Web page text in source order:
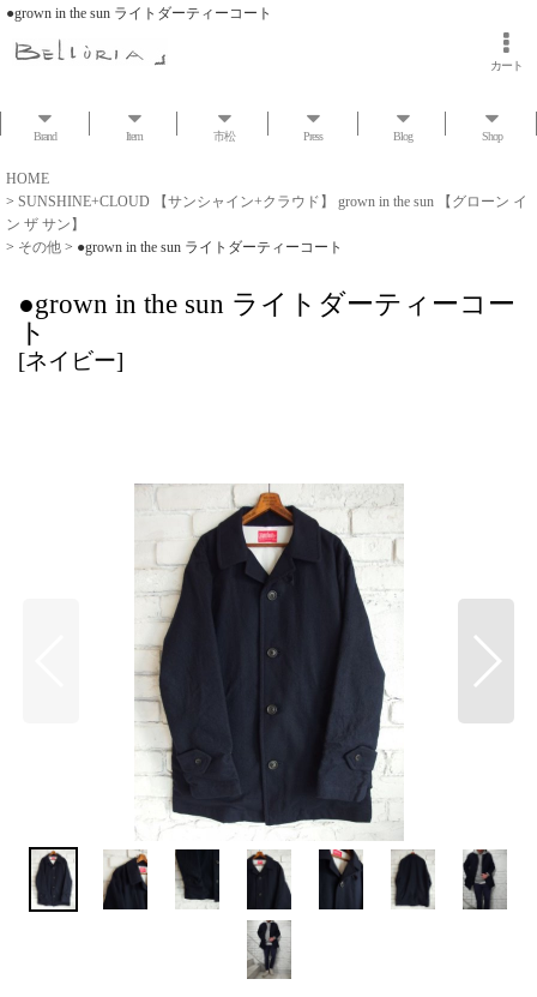
●grown in the sun ライトダーティーコート
カート
Brand Item 市松 Press Blog Shop
HOME
> SUNSHINE+CLOUD 【サンシャイン+クラウド】 grown in the sun 【グローン イ
ン ザ サン】
> その他 > ●grown in the sun ライトダーティーコート
●grown in the sun ライトダーティーコー
ト
[ネイビー]